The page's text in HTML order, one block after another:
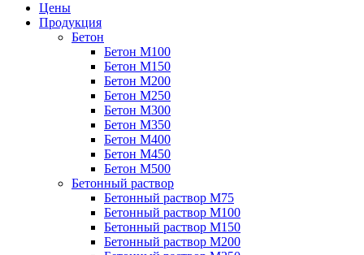
Цены
Продукция
Бетон
Бетон М100
Бетон М150
Бетон М200
Бетон М250
Бетон М300
Бетон М350
Бетон М400
Бетон М450
Бетон М500
Бетонный раствор
Бетонный раствор М75
Бетонный раствор М100
Бетонный раствор М150
Бетонный раствор М200